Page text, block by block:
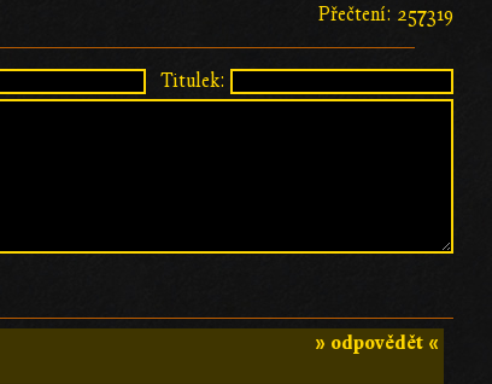
Přečtení: 257319
Titulek:
» odpovědět «